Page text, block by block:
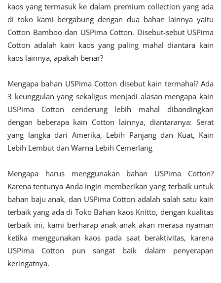
kaos yang termasuk ke dalam premium collection yang ada
di toko kami bergabung dengan dua bahan lainnya yaitu
Cotton Bamboo dan USPima Cotton. Disebut-sebut USPima
Cotton adalah kain kaos yang paling mahal diantara kain
kaos lainnya, apakah benar?
Mengapa bahan USPima Cotton disebut kain termahal? Ada
3 keunggulan yang sekaligus menjadi alasan mengapa kain
USPima Cotton cenderung lebih mahal dibandingkan
dengan beberapa kain Cotton lainnya, diantaranya: Serat
yang langka dari Amerika, Lebih Panjang dan Kuat, Kain
Lebih Lembut dan Warna Lebih Cemerlang
Mengapa harus menggunakan bahan USPima Cotton?
Karena tentunya Anda ingin memberikan yang terbaik untuk
bahan baju anak, dan USPima Cotton adalah salah satu kain
terbaik yang ada di Toko Bahan kaos Knitto, dengan kualitas
terbaik ini, kami berharap anak-anak akan merasa nyaman
ketika menggunakan kaos pada saat beraktivitas, karena
USPima Cotton pun sangat baik dalam penyerapan
keringatnya.